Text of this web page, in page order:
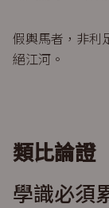
假輿馬者，非利
絕江河。
類比論證
學識必須